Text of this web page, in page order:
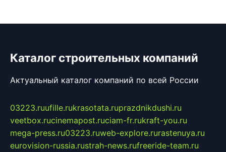
Каталог строительных компаний
Актуальный каталог компаний по всей России
03223.ruufille.rukrasotata.ruprazdnikdushi.ru
veetbox.rucinemapost.ruciam-fr.rukraft-you.ru
mega-press.ru03223.ruweb-explore.rurastenuya.ru
eurovision-russia.rustrah-news.rufreeride-team.ru